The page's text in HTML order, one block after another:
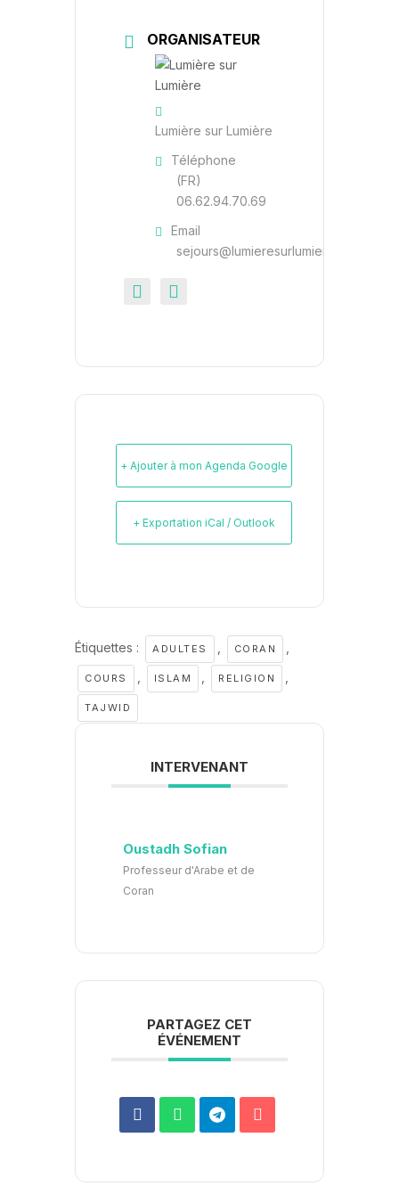
ORGANISATEUR
Lumière sur Lumière
Téléphone
(FR)
06.62.94.70.69
Email
sejours@lumieresurlumiere.be
+ Ajouter à mon Agenda Google
+ Exportation iCal / Outlook
Étiquettes : ADULTES CORAN
COURS ISLAM RELIGION
TAJWID
INTERVENANT
Oustadh Sofian
Professeur d'Arabe et de
Coran
PARTAGEZ CET
ÉVÉNEMENT